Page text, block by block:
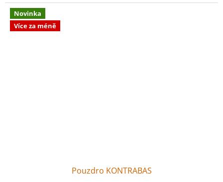
Novinka
Více za méně
Pouzdro KONTRABAS